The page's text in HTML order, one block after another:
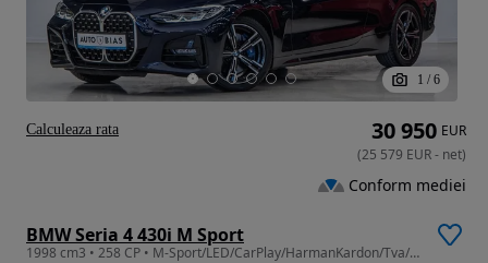
1 / 6
BMW Seria 4 430i M Sport
1998 cm3 • 258 CP • M-Sport/LED/CarPlay/HarmanKardon/Tva/Leasing-Rate FARA AVANS
30 950 EUR
(25 579 EUR- net)
Conform mediei
Calculeaza rata